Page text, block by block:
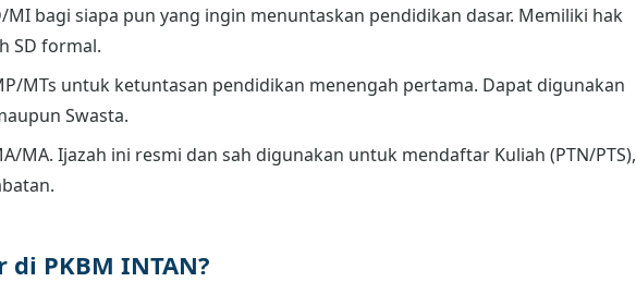
MI bagi siapa pun yang ingin menuntaskan pendidikan dasar. Memiliki hak
SD formal.
MTs untuk ketuntasan pendidikan menengah pertama. Dapat digunakan
Swasta.
MA. Ijazah ini resmi dan sah digunakan untuk mendaftar Kuliah (PTN/PTS),
PKBM INTAN?